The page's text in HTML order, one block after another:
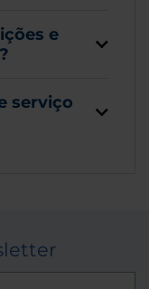
e
serviço